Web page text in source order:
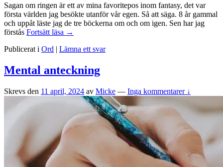
Sagan om ringen är ett av mina favoritepos inom fantasy, det var
första världen jag besökte utanför vår egen. Så att säga. 8 år gammal
och uppåt läste jag de tre böckerna om och om igen. Sen har jag
förstås Fortsätt läsa Sagan
ringen-
→
Publicerat i Ord | Lämna ett svar
Mental anteckning
Skrevs den 11 april, 2024 av Micke — Inga kommentarer ↓